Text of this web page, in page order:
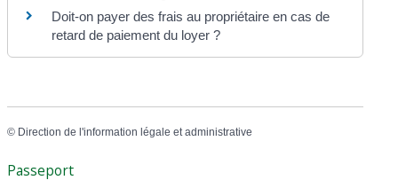
Doit-on payer des frais au propriétaire en cas de
retard de paiement du loyer ?
© Direction de l'information légale et administrative
Passeport